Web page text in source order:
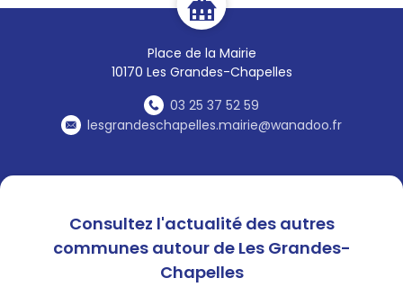
Place de la Mairie
10170 Les Grandes-Chapelles
03 25 37 52 59
lesgrandeschapelles.mairie@wanadoo.fr
Consultez l'actualité des autres
communes autour de Les Grandes-
Chapelles